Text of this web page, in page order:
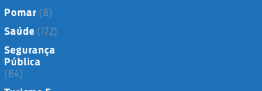
Pomar (8)
Saúde (172)
Segurança
Pública
(84)